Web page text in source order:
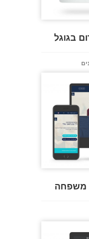
בגוגל
משפחה